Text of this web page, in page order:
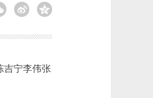
宁李伟张